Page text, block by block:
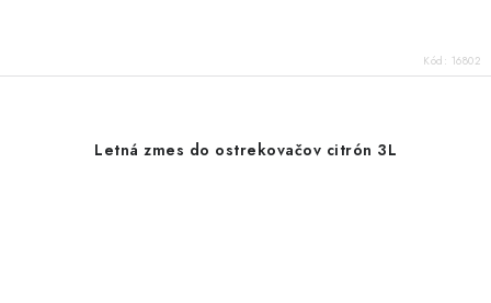
Kód: 16802
Letná zmes do ostrekovačov citrón 3L